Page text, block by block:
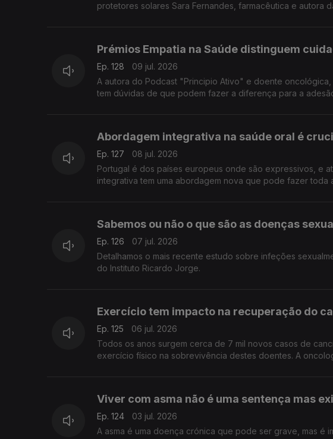
protetores solares Sara Fernandes, farmacêutica e autora
Prémios Empatia na Saúde distinguem
Ep. 128
09 jul. 2026
A autora do Podcast "Principio Ativo" e doente
tem dúvidas de que podem fazer a diferença para a
Abordagem integrativa na saúde oral é
Ep. 127
08 jul. 2026
Portugal é dos países europeus onde são expressivos, e
integrativa tem uma abordagem nova que pode fazer
Sabemos ou não o que são as doenças
Ep. 126
07 jul. 2026
Detalhamos o mais recente estudo sobre infeções
do Instituto Ricardo Jorge.
Exercício tem impacto na recuperação do
Ep. 125
06 jul. 2026
Todos os anos surgem cerca de 7 mil novos casos de
exercício físico na sobrevivência destes doentes. A
Viver com asma não é uma sentença mas
Ep. 124
03 jul. 2026
A asma é uma doença crónica que pode ser grave, mas é